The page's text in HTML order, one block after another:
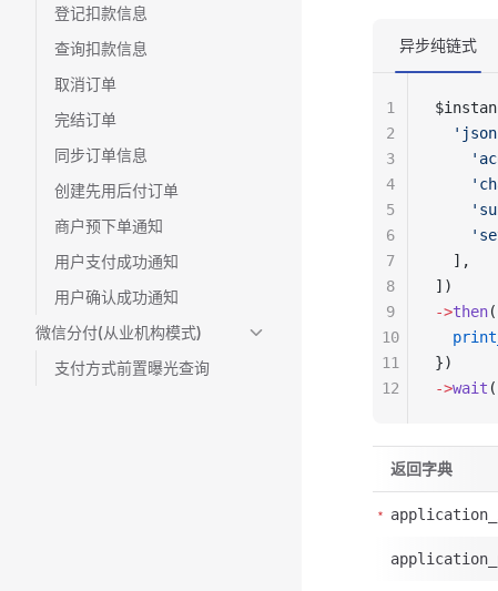
登记扣款信息
查询扣款信息
取消订单
完结订单
同步订单信息
创建先用后付订单
商户预下单通知
用户支付成功通知
用户确认成功通知
微信分付(从业机构模式)
支付方式前置曝光查询
异步纯链式
  ],
])
->then(
})
->wait
1
2
3
4
5
6
7
8
9
10
11
12
返回字典